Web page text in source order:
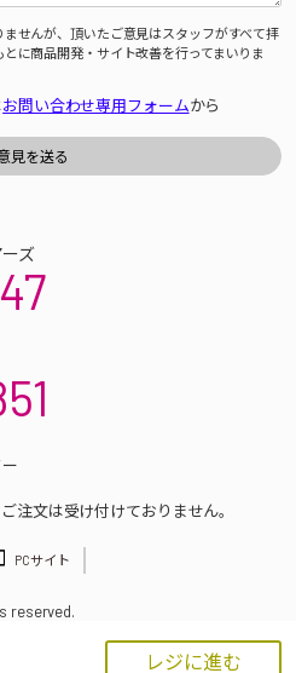
レジに進む
せんが、頂いたご意見はスタッフがすべて拝
に商品開発・サイト改善を行ってまいりま
お問い合わせ専用フォームから
ズ
注文は受け付けておりません。
PCサイト
reserved.